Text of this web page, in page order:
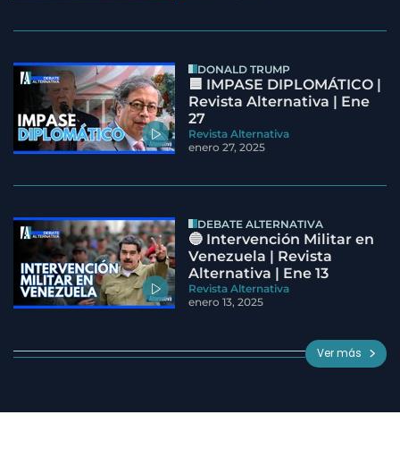
DONALD TRUMP
🟦 IMPASE DIPLOMÁTICO |
Revista Alternativa | Ene
27
Revista Alternativa
enero 27, 2025
DEBATE ALTERNATIVA
🔵 Intervención Militar en
Venezuela | Revista
Alternativa | Ene 13
Revista Alternativa
enero 13, 2025
Ver más